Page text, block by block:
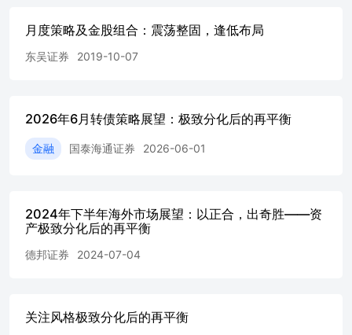
下游及金融、地产、公用事业月度行业走势（%）
货币投放、回笼统计（周:亿元）
流出规模持续增加
股IPO募集资金稳步上升
持.................................................................................9图
月度策略及金股组合：震荡整固，逢低布局
东吴证券 2019-10-07
2026年6月转债策略展望：极致分化后的再平衡
金融 国泰海通证券 2026-06-01
2024年下半年海外市场展望：以正合，出奇胜——资
产极致分化后的再平衡
德邦证券 2024-07-04
关注风格极致分化后的再平衡